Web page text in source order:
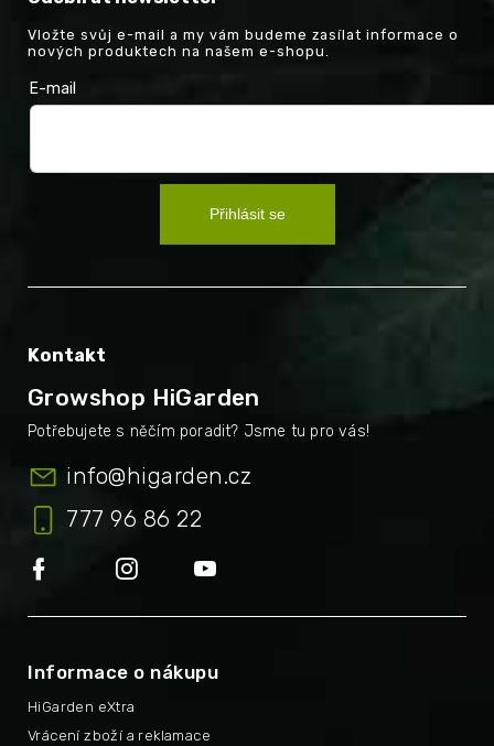
Vložte svůj e-mail a my vám budeme zasílat informace o
nových produktech na našem e-shopu.
E-mail
Přihlásit se
Kontakt
Growshop HiGarden
info@higarden.cz
777 96 86 22
Informace o nákupu
HiGarden eXtra
Vrácení zboží a reklamace